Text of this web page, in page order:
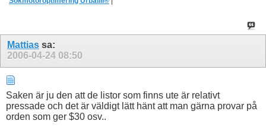
Mattias sa:
2006-04-24 08:50
Saken är ju den att de listor som finns ute är relativt
pressade och det är väldigt lätt hänt att man gärna provar på
orden som ger $30 osv..